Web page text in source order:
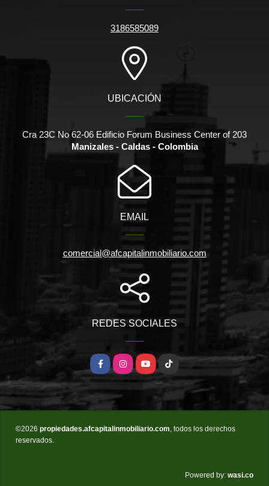
3186585089
UBICACIÓN
Cra 23C No 62-06 Edificio Forum Business Center of 203
Manizales - Caldas - Colombia
EMAIL
comercial@afcapitalinmobiliario.com
REDES SOCIALES
FacebookInstagramYouTubeTikTok
©2026 propiedades.afcapitalinmobiliario.com, todos los derechos
reservados.
Powered by: wasi.co